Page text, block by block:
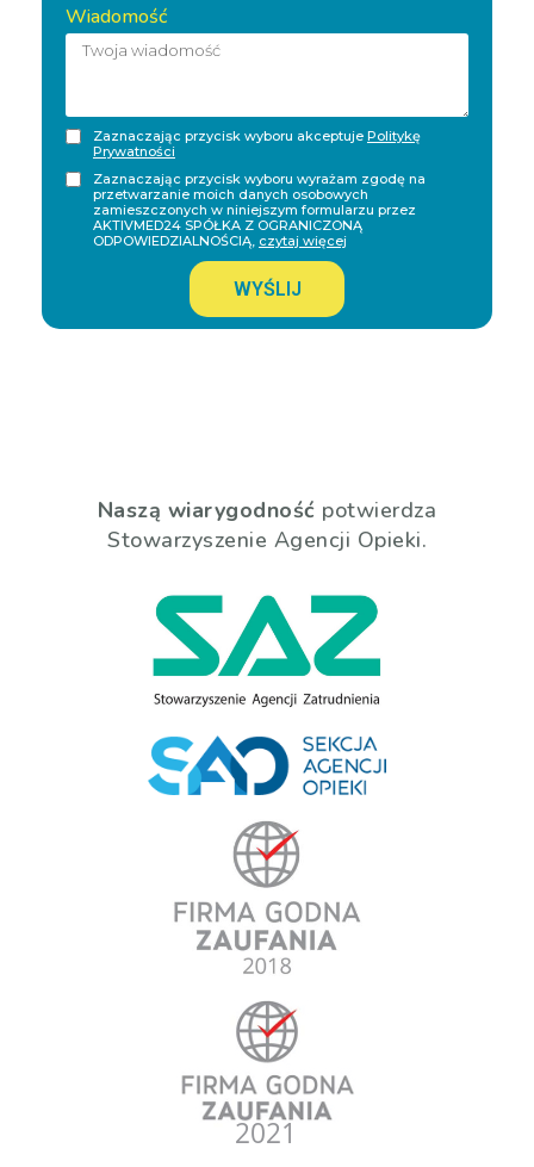
Wiadomość
Zaznaczając przycisk wyboru akceptuje Politykę
Prywatności
Zaznaczając przycisk wyboru wyrażam zgodę na
przetwarzanie moich danych osobowych
zamieszczonych w niniejszym formularzu przez
AKTIVMED24 SPÓŁKA Z OGRANICZONĄ
ODPOWIEDZIALNOŚCIĄ, czytaj więcej
WYŚLIJ
Naszą wiarygodność potwierdza
Stowarzyszenie Agencji Opieki.